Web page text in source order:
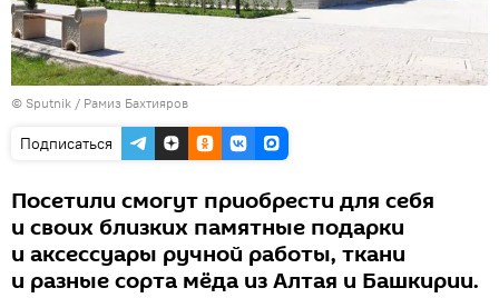
© Sputnik / Рамиз Бахтияров
Подписаться
Посетили смогут приобрести для себя
и своих близких памятные подарки
и аксессуары ручной работы, ткани
и разные сорта мёда из Алтая и Башкирии.